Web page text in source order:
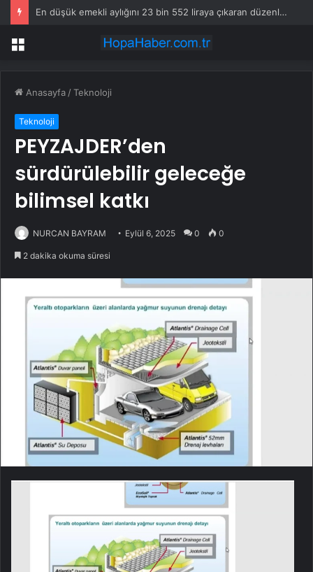
En düşük emekli aylığını 23 bin 552 liraya çıkaran düzenleme yürürlüğe girdi
Menü
Anasayfa /Teknoloji
Teknoloji
PEYZAJDER’den
sürdürülebilir geleceğe
bilimsel katkı
NURCAN BAYRAM Eylül 6, 2025 0 0
2 dakika okuma süresi